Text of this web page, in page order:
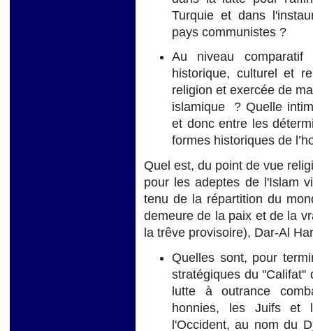
Turquie et dans
pays communistes ?
Au niveau
historique, culturel et
religion et exercée de
islamique ? Quelle
et donc entre les
formes historiques de
Quel est, du point de vue
pour les adeptes de l'Islam
tenu de la répartition du
demeure de la paix et de la
la trêve provisoire), Dar-Al
Quelles sont, pour
stratégiques du ''Califat''
lutte à outrance
honnies, les Juifs et
l'Occident, au nom du